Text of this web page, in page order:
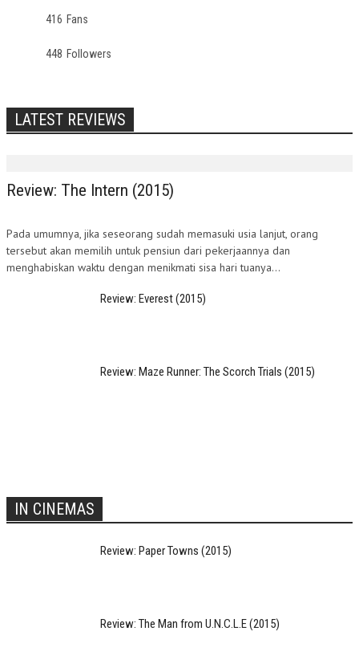
416 Fans
448 Followers
LATEST REVIEWS
Review: The Intern (2015)
Pada umumnya, jika seseorang sudah memasuki usia lanjut, orang
tersebut akan memilih untuk pensiun dari pekerjaannya dan
menghabiskan waktu dengan menikmati sisa hari tuanya...
Review: Everest (2015)
Review: Maze Runner: The Scorch Trials (2015)
IN CINEMAS
Review: Paper Towns (2015)
Review: The Man from U.N.C.L.E (2015)